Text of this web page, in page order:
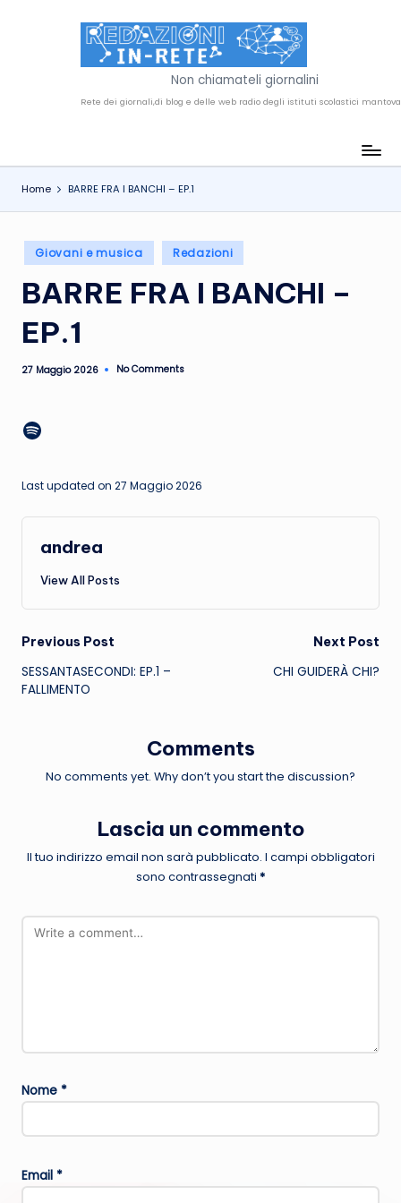
e
a
z
o
n
n
e
Non chiamateli giornalini
Home BARRE FRA I BANCHI – EP.1
Posted
in
Giovani e musica Redazioni
BARRE FRA I BANCHI –
EP.1
27 Maggio 2026 No Comments
Spotify
Last updated on 27 Maggio 2026
andrea
View All Posts
Post
navigation
Previous Post
SESSANTASECONDI: EP.1 –
FALLIMENTO
Next Post
CHI GUIDERÀ CHI?
Comments
No comments yet. Why don’t you start the discussion?
Lascia un commento
Il tuo indirizzo email non sarà pubblicato. I campi obbligatori
sono contrassegnati *
Nome *
Email *